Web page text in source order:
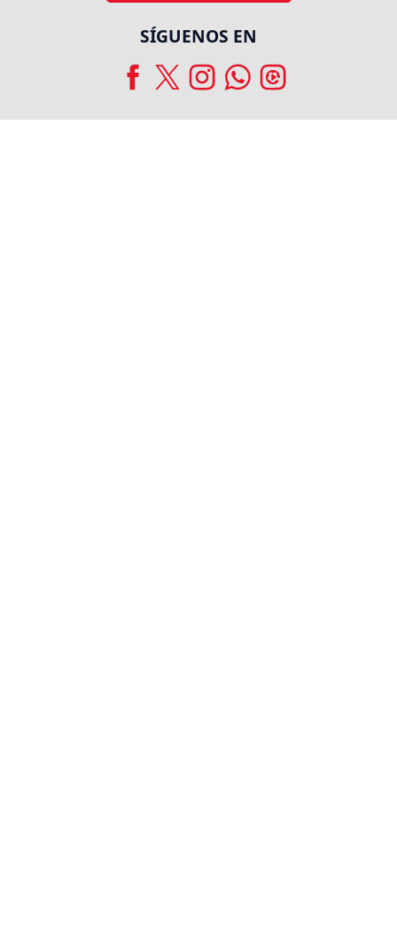
SÍGUENOS EN